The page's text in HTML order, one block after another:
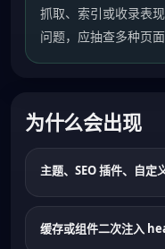
抓取、索引或收录表
问题，应抽查多种页面
为什么会出现
主题、SEO 插件、自
缓存或组件二次注入